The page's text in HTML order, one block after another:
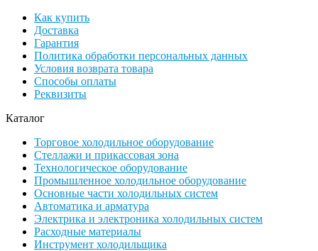
Как купить
Доставка
Гарантия
Политика обработки персональных данных
Условия возврата товара
Способы оплаты
Реквизиты
Каталог
Торговое холодильное оборудование
Стеллажи и прикассовая зона
Технологическое оборудование
Промышленное холодильное оборудование
Основные части холодильных систем
Автоматика и арматура
Электрика и электроника холодильных систем
Расходные материалы
Инструмент холодильщика